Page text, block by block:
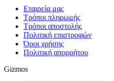
Εταιρεία μας
Τρόποι πληρωμής
Τρόποι αποστολής
Πολιτική επιστροφών
Όροι χρήσης
Πολιτική απορρήτου
Gizmos